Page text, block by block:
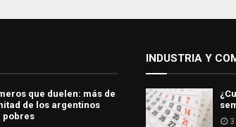
que duelen: más de
de los argentinos
pobres
INDUSTRIA Y